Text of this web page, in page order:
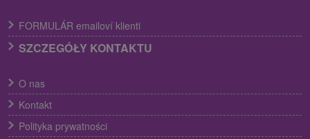
FORMULÁR emailoví klienti
SZCZEGÓŁY KONTAKTU
O nas
Kontakt
Polityka prywatności